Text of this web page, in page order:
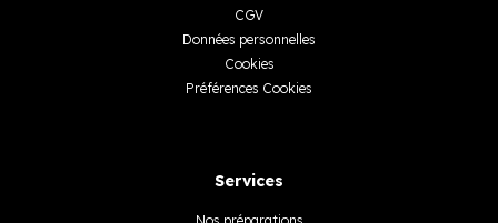
CGV
Données personnelles
Cookies
Préférences Cookies
Services